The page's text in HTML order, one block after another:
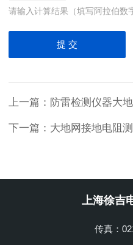
请输入计算结果（填写阿拉伯数
上一篇： 防雷检测仪器大地
下一篇： 大地网接地电阻测量仪
上海徐吉
传真：